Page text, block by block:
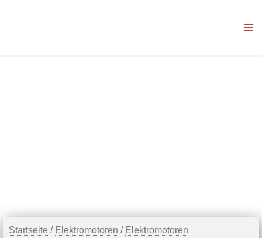
Startseite / Elektromotoren / Elektromotoren